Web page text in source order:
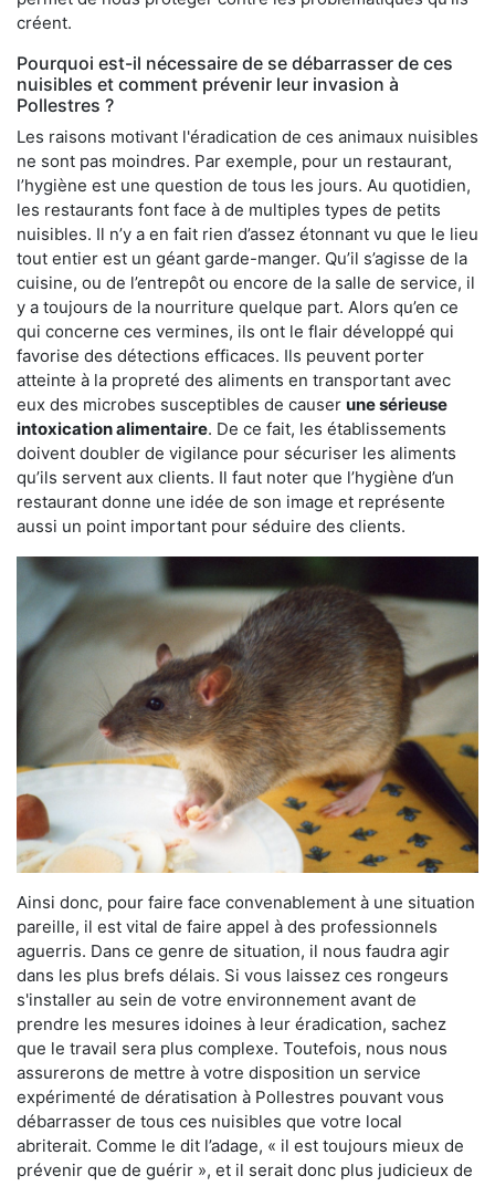
créent.
Pourquoi est-il nécessaire de se débarrasser de ces
nuisibles et comment prévenir leur invasion à
Pollestres ?
Les raisons motivant l'éradication de ces animaux nuisibles
ne sont pas moindres. Par exemple, pour un restaurant,
l’hygiène est une question de tous les jours. Au quotidien,
les restaurants font face à de multiples types de petits
nuisibles. Il n’y a en fait rien d’assez étonnant vu que le lieu
tout entier est un géant garde-manger. Qu’il s’agisse de la
cuisine, ou de l’entrepôt ou encore de la salle de service, il
y a toujours de la nourriture quelque part. Alors qu’en ce
qui concerne ces vermines, ils ont le flair développé qui
favorise des détections efficaces. Ils peuvent porter
atteinte à la propreté des aliments en transportant avec
eux des microbes susceptibles de causer une sérieuse
intoxication alimentaire. De ce fait, les établissements
doivent doubler de vigilance pour sécuriser les aliments
qu’ils servent aux clients. Il faut noter que l’hygiène d’un
restaurant donne une idée de son image et représente
aussi un point important pour séduire des clients.
Ainsi donc, pour faire face convenablement à une situation
pareille, il est vital de faire appel à des professionnels
aguerris. Dans ce genre de situation, il nous faudra agir
dans les plus brefs délais. Si vous laissez ces rongeurs
s'installer au sein de votre environnement avant de
prendre les mesures idoines à leur éradication, sachez
que le travail sera plus complexe. Toutefois, nous nous
assurerons de mettre à votre disposition un service
expérimenté de dératisation à Pollestres pouvant vous
débarrasser de tous ces nuisibles que votre local
abriterait. Comme le dit l’adage, « il est toujours mieux de
prévenir que de guérir », et il serait donc plus judicieux de